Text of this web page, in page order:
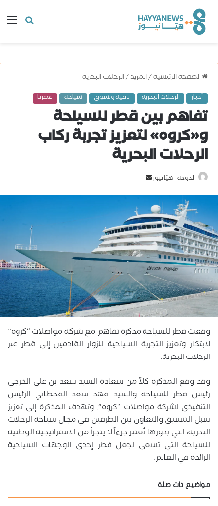
البحث
الصفحة الرئيسية/المزيد/الرحلات البحرية
أخبار الرحلات البحرية ترفيه وتسوق سياحة قطرنا
تفاهم بين قطر للسياحة
و«كروه» لتعزيز تجربة ركاب
الرحلات البحرية
الدوحة - هيّا نيوز
ل
ب
ر
ي
د
ا
إ
ل
ك
ت
ر
و
ا
وقعت قطر للسياحة مذكرة تفاهم مع شركة مواصلات “كروه”
لابتكار وتعزيز التجربة السياحية للزوار القادمين إلى قطر عبر
الرحلات البحرية.
وقد وقع المذكرة كلاً من سعادة السيد سعد بن علي الخرجي
رئيس قطر للسياحة والسيد فهد سعد القحطاني الرئيس
التنفيذي لشركة مواصلات “كروه”. وتهدف المذكرة إلى تعزيز
سبل التنسيق والتعاون بين الطرفين في مجال سياحة الرحلات
البحرية، التي بدورها تُعتبر جزءاً لا يتجزأ من الاستراتيجية الوطنية
للسياحة التي تسعى لجعل قطر إحدى الوجهات السياحية
الرائدة في العالم.
مواضيع ذات صلة